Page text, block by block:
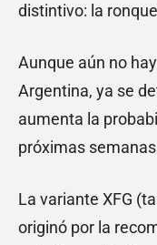
distintivo: la
Aunque aún no
Argentina, ya se
aumenta la
próximas
La variante XFG
originó por la